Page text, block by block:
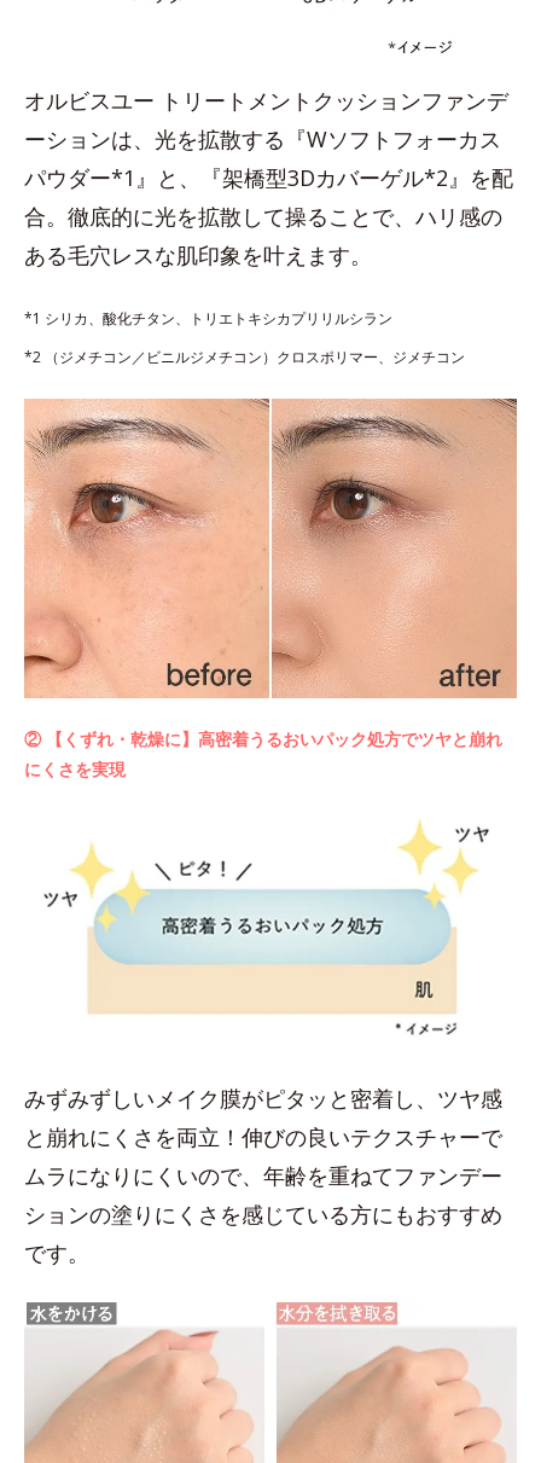
オルビスユー トリートメントクッションファンデ
ーションは、光を拡散する『Wソフトフォーカス
パウダー*1』と、『架橋型3Dカバーゲル*2』を配
合。徹底的に光を拡散して操ることで、ハリ感の
ある毛穴レスな肌印象を叶えます。
*1 シリカ、酸化チタン、トリエトキシカプリリルシラン
*2 （ジメチコン／ビニルジメチコン）クロスポリマー、ジメチコン
② 【くずれ・乾燥に】高密着うるおいパック処方でツヤと崩れ
にくさを実現
みずみずしいメイク膜がピタッと密着し、ツヤ感
と崩れにくさを両立！伸びの良いテクスチャーで
ムラになりにくいので、年齢を重ねてファンデー
ションの塗りにくさを感じている方にもおすすめ
です。